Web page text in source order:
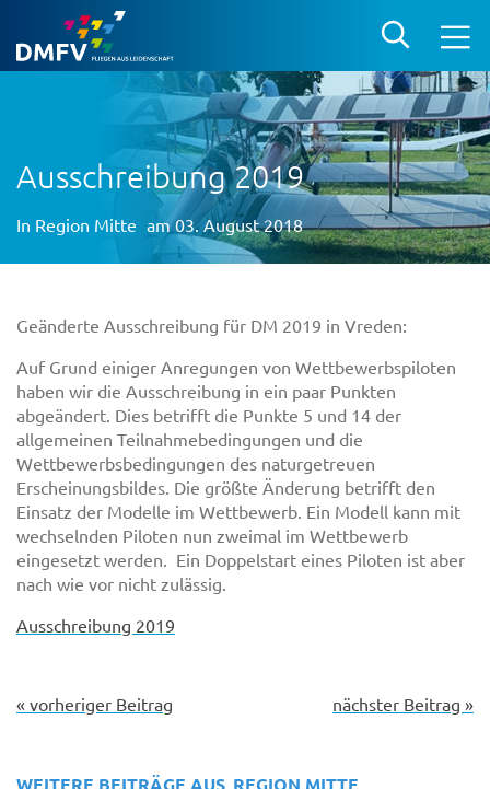
Ausschreibung 2019
In Region Mitte am 03. August 2018
Geänderte Ausschreibung für DM 2019 in Vreden:
Auf Grund einiger Anregungen von Wettbewerbspiloten
haben wir die Ausschreibung in ein paar Punkten
abgeändert. Dies betrifft die Punkte 5 und 14 der
allgemeinen Teilnahmebedingungen und die
Wettbewerbsbedingungen des naturgetreuen
Erscheinungsbildes. Die größte Änderung betrifft den
Einsatz der Modelle im Wettbewerb. Ein Modell kann mit
wechselnden Piloten nun zweimal im Wettbewerb
eingesetzt werden. Ein Doppelstart eines Piloten ist aber
nach wie vor nicht zulässig.
Ausschreibung 2019
« vorheriger Beitrag nächster Beitrag »
WEITERE BEITRÄGE AUS REGION MITTE